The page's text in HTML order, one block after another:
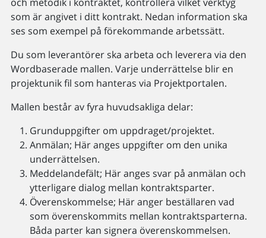
som är angivet i ditt kontrakt. Nedan information ska
ses som exempel på förekommande arbetssätt.
Du som leverantörer ska arbeta och leverera via den
Wordbaserade mallen. Varje underrättelse blir en
projektunik fil som hanteras via Projektportalen.
Mallen består av fyra huvudsakliga delar:
Grunduppgifter om uppdraget/projektet.
Anmälan; Här anges uppgifter om den unika
underrättelsen.
Meddelandefält; Här anges svar på anmälan och
ytterligare dialog mellan kontraktsparter.
Överenskommelse; Här anger beställaren vad
som överenskommits mellan kontraktsparterna.
Båda parter kan signera överenskommelsen.